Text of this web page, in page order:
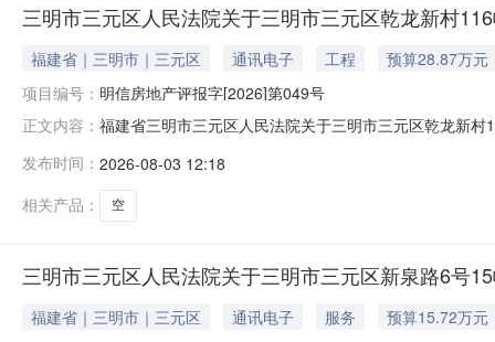
三明市三元区人民法院关于三明市三元区乾龙新村
福建省｜三明市｜三元区 通讯电子 工程
预算28.87万元
项目编号： 明信房地产评报字[2026]第049号
正文内容： 福建省三明市三元区人民法院关于三明市三元区乾龙新
幢605室房产，面积85.24㎡,不动产权证号：闽（2022
发布时间： 2026-08-03 12:18
相关产品：
空
三明市三元区人民法院关于三明市三元区新泉路6号
福建省｜三明市｜三元区 通讯电子 服务 预算15.72万元